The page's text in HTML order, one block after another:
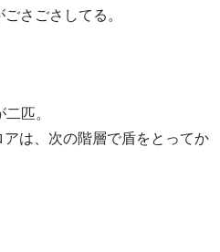
さごさしてる。
匹。
は、次の階層で盾をとってか